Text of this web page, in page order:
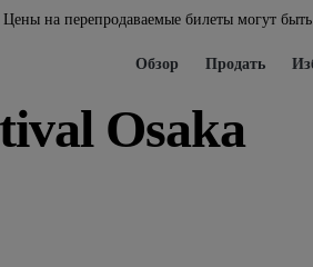
на перепродаваемые билеты могут
Обзор Продать
Osaka